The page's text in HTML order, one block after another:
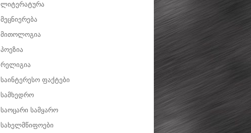
ლიტერატურა
მეცნიერება
მითოლოგია
პოეზია
რელიგია
საინტერესო ფაქტები
სამხედრო
საოცარი სამყარო
სახელმწიფოები